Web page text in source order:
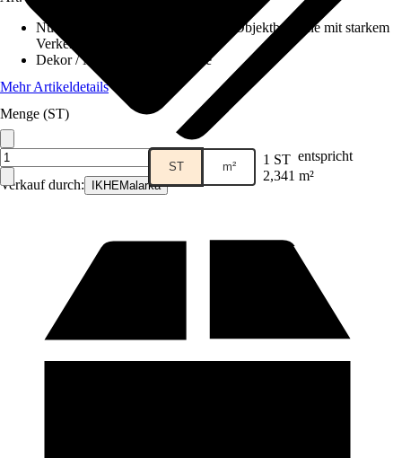
Verkauf durch: IKHEMalarka
Nutzungsklasse
33 - Gewerbliche/Objektbereiche mit starkem
Verkehr
Dekor / Muster
Landhausdiele
Mehr Artikeldetails
Menge (ST)
ST m² 1 ST entspricht
2,341 m²